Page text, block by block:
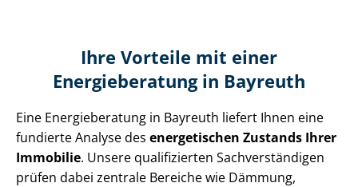
Ihre Vorteile mit einer
Energieberatung in Bayreuth
Eine Energieberatung in Bayreuth liefert Ihnen eine
fundierte Analyse des energetischen Zustands Ihrer
Immobilie. Unsere qualifizierten Sach­ver­stän­di­gen
prüfen dabei zentrale Bereiche wie Dämmung,